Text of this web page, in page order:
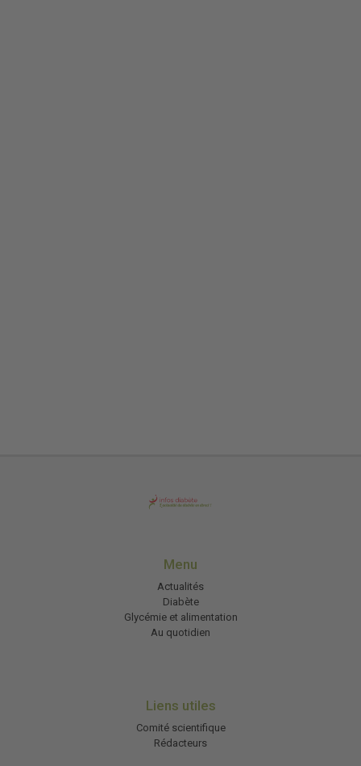
Menu
Actualités
Diabète
Glycémie et alimentation
Au quotidien
Liens utiles
Comité scientifique
Rédacteurs